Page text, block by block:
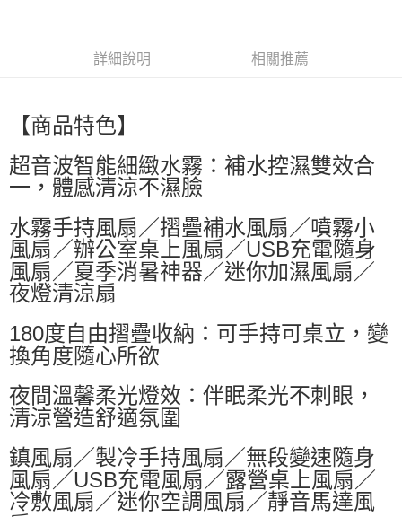
付款後全家取貨
萊爾富取貨付款
每筆NT$60，滿NT$599(含以上)免運費
付款後萊爾富取貨
每筆NT$60，滿NT$599(含以上)免運費
7-11付款取貨
每筆NT$60，滿NT$599(含以上)免運費
付款後7-11取貨
宅配
每筆NT$80，滿NT$799(含以上)免運費
詳細說明 相關推薦
【商品特色】
超音波智能細緻水霧：補水控濕雙效合
一，體感清涼不濕臉
水霧手持風扇／摺疊補水風扇／噴霧小
風扇／辦公室桌上風扇／USB充電隨身
風扇／夏季消暑神器／迷你加濕風扇／
夜燈清涼扇
180度自由摺疊收納：可手持可桌立，變
換角度隨心所欲
夜間溫馨柔光燈效：伴眠柔光不刺眼，
清涼營造舒適氛圍
鎮風扇／製冷手持風扇／無段變速隨身
風扇／USB充電風扇／露營桌上風扇／
冷敷風扇／迷你空調風扇／靜音馬達風